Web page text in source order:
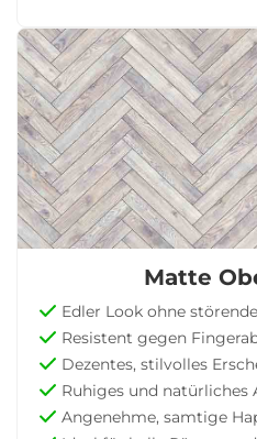
Matte
Edler Look ohne
Resistent gegen
Dezentes, stilvolles
Ruhiges und natürliches
Angenehme, samtige